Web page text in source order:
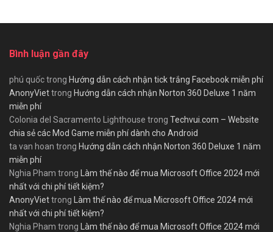
Bình luận gần đây
phú quốctrong Hướng dẫn cách nhận tick trắng Facebook miễn phí
AnonyViettrong Hướng dẫn cách nhận Norton 360 Deluxe 1 năm
miễn phí
Colonia del Sacramento Lighthouse trong Techvui.com – Website
chia sẻ các Mod Game miễn phí dành cho Android
ta van hoan trong Hướng dẫn cách nhận Norton 360 Deluxe 1 năm
miễn phí
Nghia Pham trong Làm thế nào để mua Microsoft Office 2024 mới
nhất với chi phí tiết kiệm?
AnonyViettrong Làm thế nào để mua Microsoft Office 2024 mới
nhất với chi phí tiết kiệm?
Nghia Pham trong Làm thế nào để mua Microsoft Office 2024 mới